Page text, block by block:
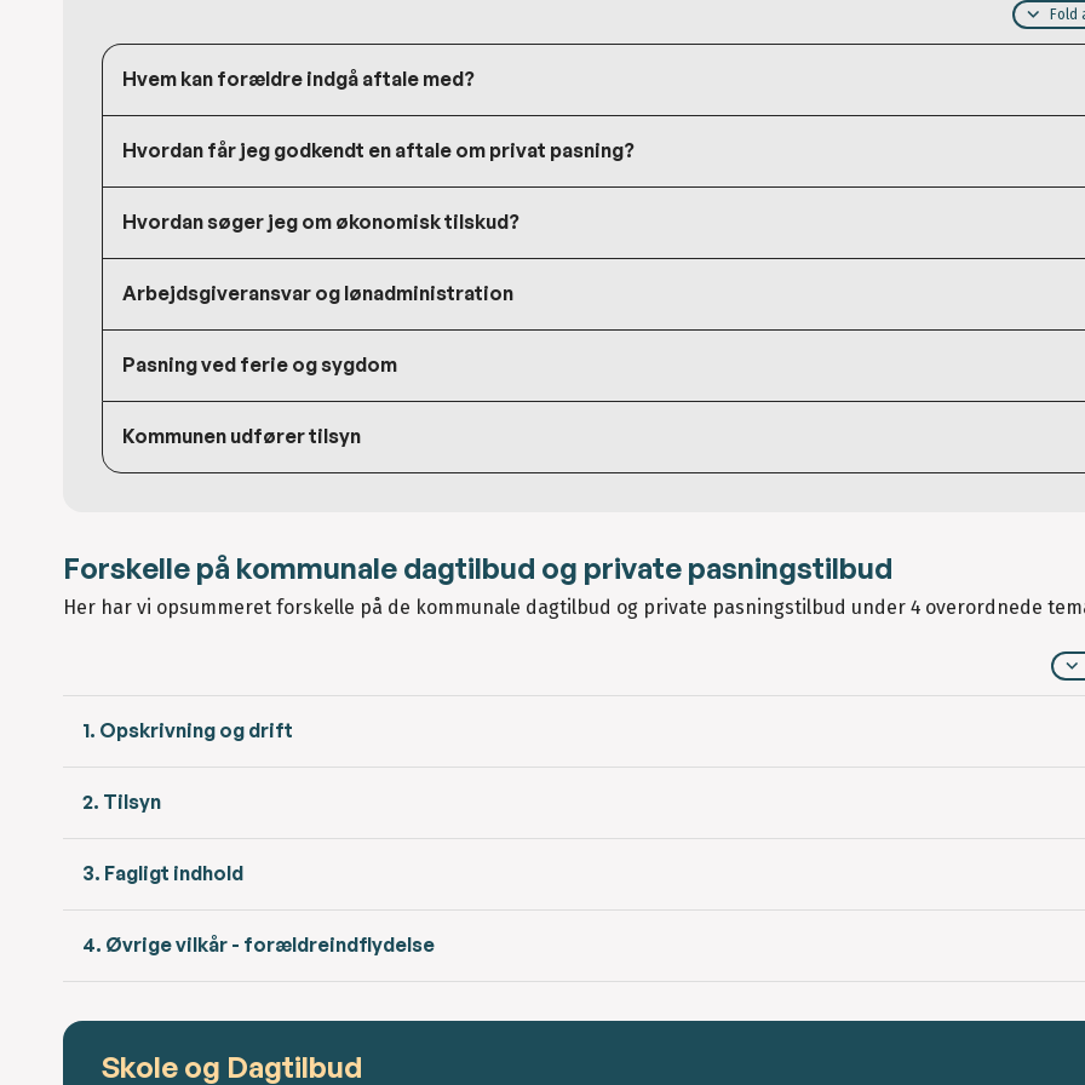
Fold
Hvem kan forældre indgå aftale med?
Hvordan får jeg godkendt en aftale om privat pasning?
Hvordan søger jeg om økonomisk tilskud?
Arbejdsgiveransvar og lønadministration
Pasning ved ferie og sygdom
Kommunen udfører tilsyn
Forskelle på kommunale dagtilbud og private pasningstilbud
Her har vi opsummeret forskelle på de kommunale dagtilbud og private pasningstilbud under 4 overordnede
1. Opskrivning og drift
2. Tilsyn
3. Fagligt indhold
4. Øvrige vilkår - forældreindflydelse
Skole og Dagtilbud